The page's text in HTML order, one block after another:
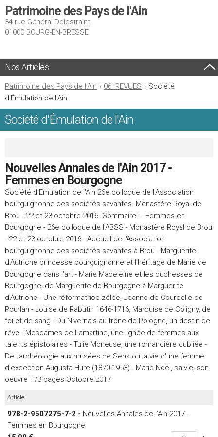
Patrimoine des Pays de l'Ain
34 rue Général Delestraint
01000 BOURG-EN-BRESSE
Nos Articles
Patrimoine des Pays de l'Ain › 06. REVUES › Société
d'Émulation de l'Ain
Société d'Émulation de l'Ain
Nouvelles Annales de l'Ain 2017 -
Femmes en Bourgogne
Société d'Emulation de l'Ain 26e colloque de l'Association
bourguignonne des sociétés savantes. Monastère Royal de
Brou - 22 et 23 octobre 2016. Sommaire : - Femmes en
Bourgogne - 26e colloque de l'ABSS - Monastère Royal de Brou
- 22 et 23 octobre 2016 - Accueil de l'Association
bourguignonne des sociétés savantes à Brou - Marguerite
d'Autriche princesse bourguignonne et l'héritage de Marie de
Bourgogne dans l'art - Marie Madeleine et les duchesses de
Bourgogne, de Marguerite de Bourgogne à Marguerite
d'Autriche - Une réformatrice zélée, Jeanne de Courcelle de
Pourlan - Louise de Rabutin 1646-1716, Marquise de Coligny, de
foi et de sang - Du Nivernais au trône de Pologne, un destin de
rêve - Mesdames de Lamartine, une lignée de femmes aux
talents épistolaires - Tulie Moneuse, une romancière oubliée -
De l'archéologie aux musées de Sens ou la vie d'une femme
d'exception Augusta Hure (1870-1953) - Marie Noël, sa vie, son
oeuvre 173 pages Octobre 2017
Article
978-2-9507275-7-2 - Nouvelles Annales de l'Ain 2017 -
Femmes en Bourgogne